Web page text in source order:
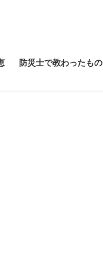
防災士で教わったもの